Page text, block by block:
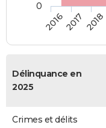
20162017 2018
0
Délinquance en
2025
Crimes et délits